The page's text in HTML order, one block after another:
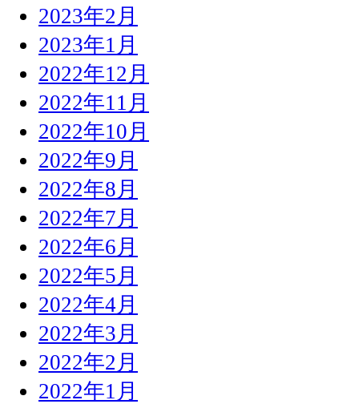
2023年2月
2023年1月
2022年12月
2022年11月
2022年10月
2022年9月
2022年8月
2022年7月
2022年6月
2022年5月
2022年4月
2022年3月
2022年2月
2022年1月